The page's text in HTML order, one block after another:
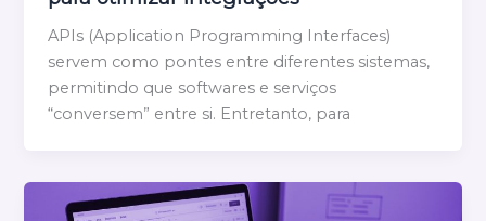
APIs (Application Programming Interfaces)
servem como pontes entre diferentes sistemas,
permitindo que softwares e serviços
“conversem” entre si. Entretanto, para